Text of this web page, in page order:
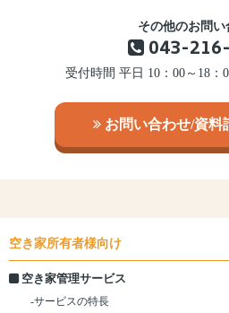
その他のお問い
043-
受付時間 平日 10：00～18：
お問い合わせ/資料
空き家所有者様向け
空き家管理サービス
-サービスの特長